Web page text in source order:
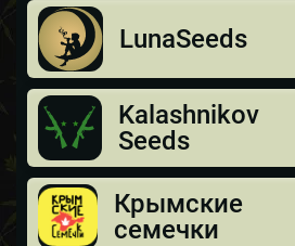
LunaSeeds
Kalashnikov
Seeds
Крымские
семечки